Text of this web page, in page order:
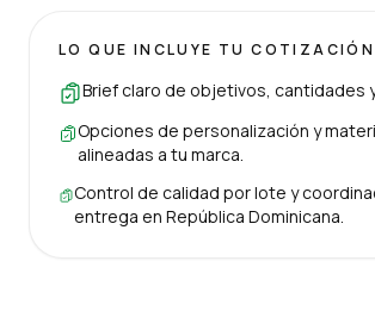
LO QUE INCLUYE TU COTIZACIÓN
Brief claro de objetivos, cantidades
Opciones de personalización y
alineadas a tu marca.
Control de calidad por lote y
entrega en República Dominicana.